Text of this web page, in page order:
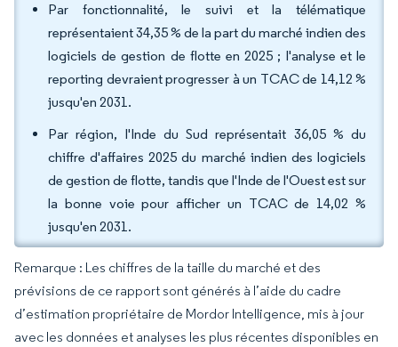
Par fonctionnalité, le suivi et la télématique
représentaient 34,35 % de la part du marché indien des
logiciels de gestion de flotte en 2025 ; l'analyse et le
reporting devraient progresser à un TCAC de 14,12 %
jusqu'en 2031.
Par région, l'Inde du Sud représentait 36,05 % du
chiffre d'affaires 2025 du marché indien des logiciels
de gestion de flotte, tandis que l'Inde de l'Ouest est sur
la bonne voie pour afficher un TCAC de 14,02 %
jusqu'en 2031.
Remarque : Les chiffres de la taille du marché et des
prévisions de ce rapport sont générés à l’aide du cadre
d’estimation propriétaire de Mordor Intelligence, mis à jour
avec les données et analyses les plus récentes disponibles en